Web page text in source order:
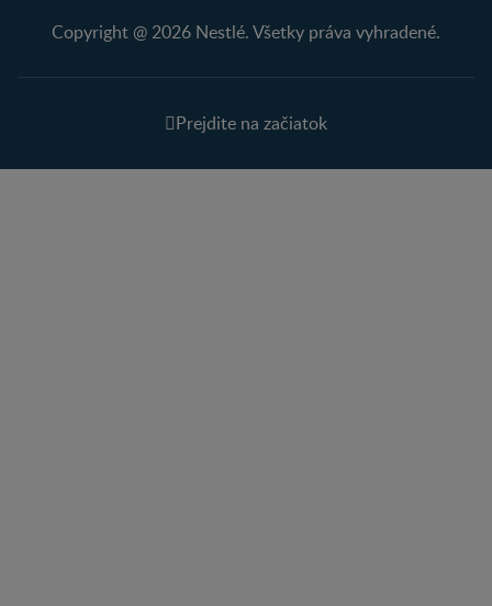
Copyright @ 2026 Nestlé. Všetky práva vyhradené.
Prejdite na začiatok